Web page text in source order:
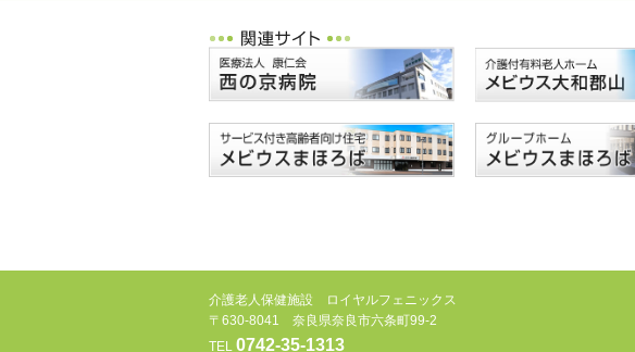
介護老人保健施設 ロイヤルフェニックス
〒630-8041 奈良県奈良市六条町99-2
TEL 0742-35-1313